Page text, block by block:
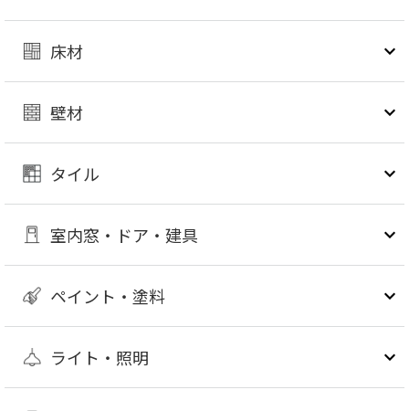
床材
壁材
タイル
室内窓・ドア・建具
ペイント・塗料
ライト・照明